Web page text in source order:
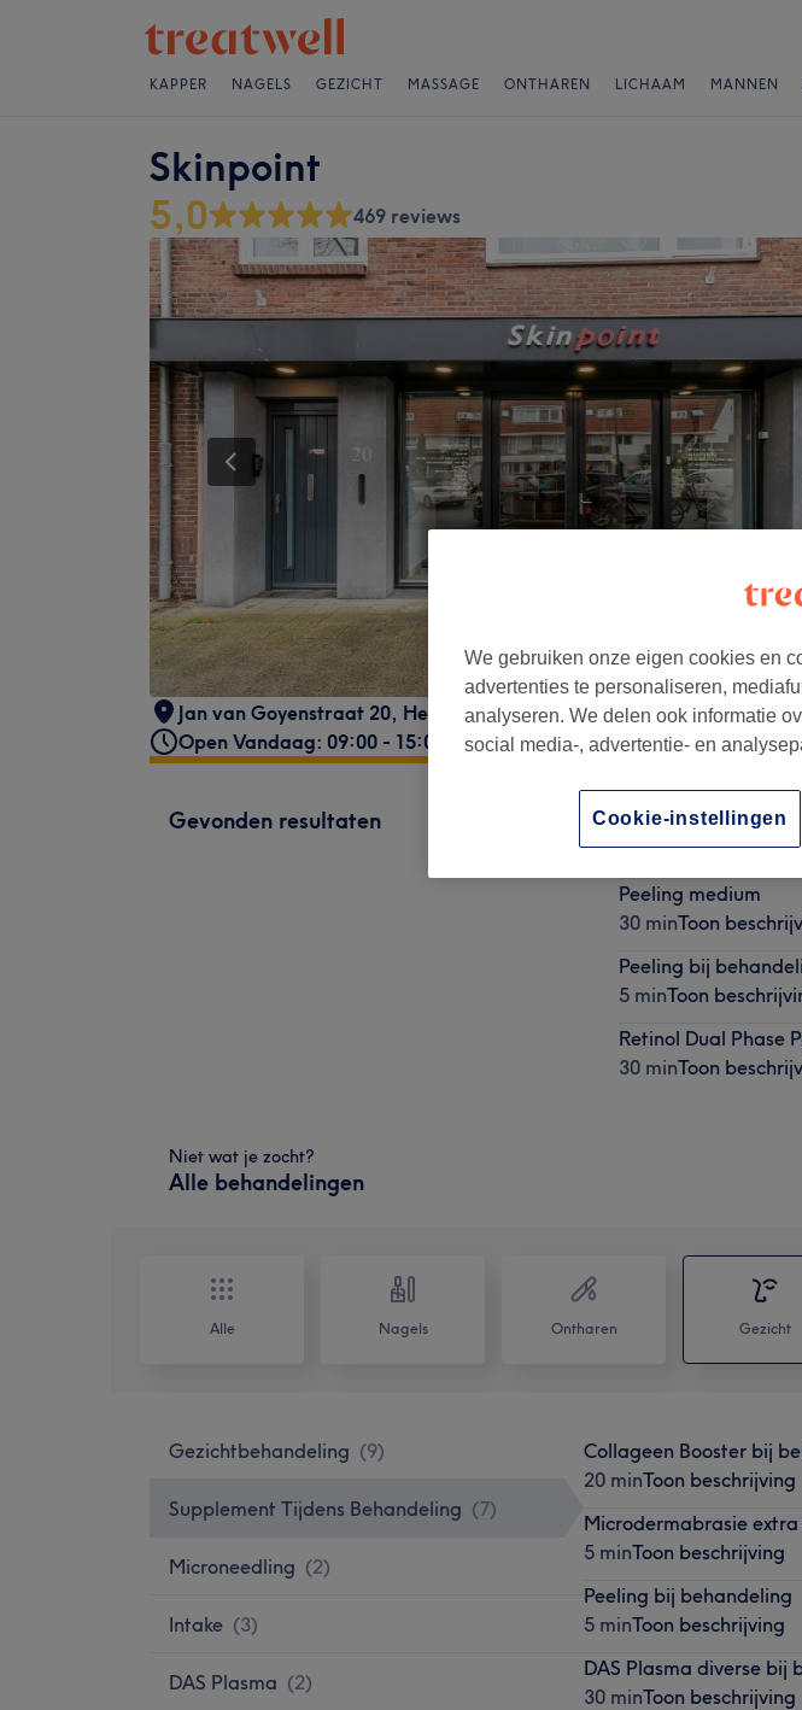
KAPPER NAGELS GEZICHT MASSAGE ONTHAREN LICHAAM MANNEN
Skinpoint
5,0 469 reviews
Jan van Goyenstraat 20, Heemstede, 2102CB
Open Vandaag: 09:00 - 15:00
Gevonden resultaten
Retinol Dual Phase
5 minToon
Peeling medium
30 minToon
Peeling bij
5 minToon
Retinol Dual Phase
30 minToon
Niet wat je zocht?
Alle behandelingen
Alle Nagels Ontharen Gezicht
Gezichtbehandeling (9)
Supplement Tijdens Behandeling (7)
Microneedling (2)
Intake (3)
DAS Plasma (2)
Collageen Booster bij
20 minToon beschrijving
Microdermabrasie
5 minToon beschrijving
Peeling bij behandeling
5 minToon beschrijving
DAS Plasma diverse bij
30 minToon beschrijving
We gebruiken onze eigen cookies en
advertenties te personaliseren,
analyseren. We delen ook informatie
social media-, advertentie- en
Cookie-instellingen